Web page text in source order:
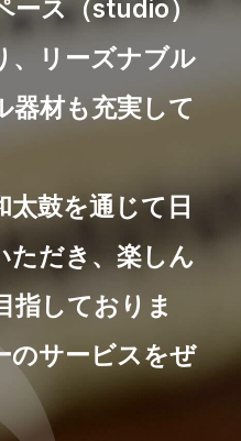
ース（studio）
、リーズナブル
器材も充実して
鼓を通じて日
ただき、楽しん
指しておりま
のサービスをぜ